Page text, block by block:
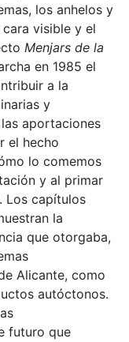
los anhelos y
cara visible y el
Menjars de la
en 1985 el
a la
y
aportaciones
el hecho
lo comemos
y al primar
Los capítulos
la
que otorgaba,
Alicante, como
autóctonos.
futuro que